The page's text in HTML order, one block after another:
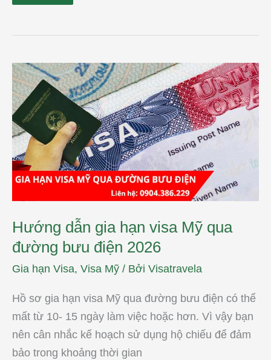
Hướng dẫn gia hạn visa Mỹ qua
đường bưu điện 2026
Gia hạn Visa, Visa Mỹ / Bởi Visatravela
Hồ sơ gia hạn visa Mỹ qua đường bưu điện có thể
mất từ 10- 15 ngày làm việc hoặc hơn. Vì vậy bạn
nên cân nhắc kế hoạch sử dụng hộ chiếu để đảm
bảo trong khoảng thời gian
Hướng
dẫn
gia
hạn
visa
Mỹ
qua
đường
bưu
điện
2026